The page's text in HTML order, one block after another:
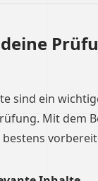
sind ein
Mit dem